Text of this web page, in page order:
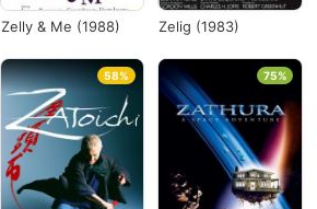
Zelly & Me (1988) Zelig (1983)
58% 75%